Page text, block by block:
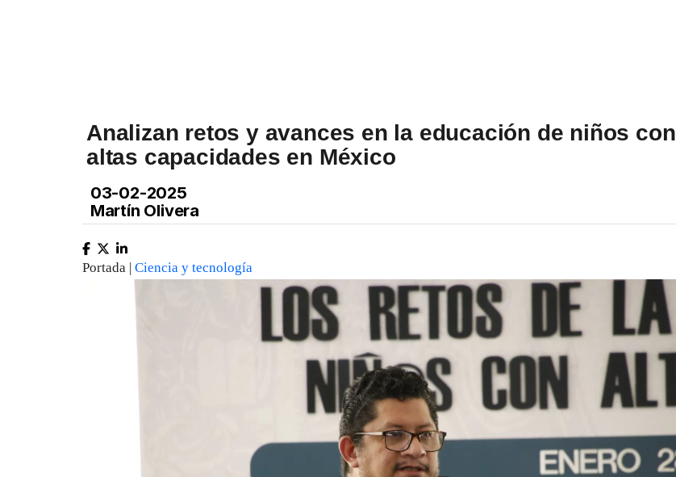
Analizan retos y avances en la educación de niños con
altas capacidades en México
03-02-2025
Martín Olivera
Portada | Ciencia y tecnología